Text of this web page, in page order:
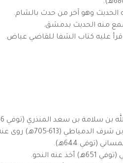
المنذري (توفي 656هـ) وقد روى عنه الحديث.
705هـ) روى عنه الحديث.
(توفي 644هـ).
النحو.